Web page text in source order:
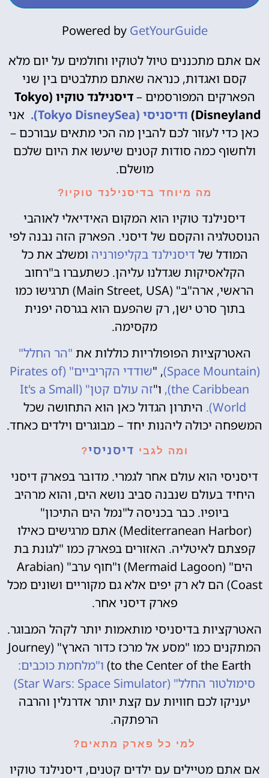
Powered by GetYourGuide
אם אתם מתכננים טיול לטוקיו וחולמים על יום מלא
קסם ואגדות, כנראה שאתם מתלבטים בין שני
הפארקים המפורסמים –
דיסנילנד טוקיו (Tokyo
Disneyland) ודיסניסי (Tokyo DisneySea).
אני
כאן כדי לעזור לכם להבין מה הכי מתאים עבורכם –
ולחשוף כמה סודות קטנים שיעשו את היום שלכם
מושלם.
מה מיוחד בדיסנילנד טוקיו?
דיסנילנד טוקיו הוא המקום האידיאלי לאוהבי
הנוסטלגיה והקסם של דיסני. הפארק הזה נבנה לפי
המודל של דיסנילנד בקליפורניה ומשלב את כל
הקלאסיקות שגדלנו עליהן. כשתעברו ב"רחוב
הראשי, ארה"ב" (Main Street, USA) תרגישו כמו
בתוך סרט ישן, רק שהפעם הוא בגרסה יפנית
מקסימה.
האטרקציות הפופולריות כוללות את "הר החלל"
(Space Mountain)
, "
שודדי הקריביים" (Pirates of
the Caribbean),
ו"
זה עולם קטן" (It's a Small
World).
היתרון הגדול כאן הוא התחושה שכל
המשפחה יכולה ליהנות יחד – מבוגרים וילדים כאחד.
ומה לגבי דיסניסי?
דיסניסי הוא עולם אחר לגמרי. מדובר בפארק דיסני
היחיד בעולם שנבנה סביב נושא הים, והוא מרהיב
ביופיו. כבר בכניסה ל"נמל הים התיכון"
(Mediterranean Harbor) אתם מרגישים כאילו
קפצתם לאיטליה. האזורים בפארק כמו "לגונת בת
הים" (Mermaid Lagoon) ו"חוף ערב" (Arabian
Coast) הם לא רק יפים אלא גם מקוריים ושונים מכל
פארק דיסני אחר.
האטרקציות בדיסניסי מותאמות יותר לקהל המבוגר.
המתקנים כמו "מסע אל מרכז כדור הארץ" (Journey
to the Center of the Earth) ו"מלחמת כוכבים:
סימולטור החלל" (Star Wars: Space Simulator)
יעניקו לכם חוויות עם קצת יותר אדרנלין והרבה
הרפתקה.
למי כל פארק מתאים?
אם אתם מטיילים עם ילדים קטנים, דיסנילנד טוקיו